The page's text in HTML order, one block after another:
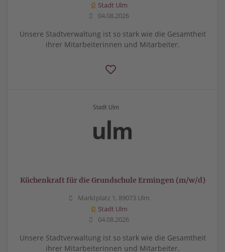
Stadt Ulm
04.08.2026
Unsere Stadtverwaltung ist so stark wie die Gesamtheit
ihrer Mitarbeiterinnen und Mitarbeiter.
Küchenkraft für die Grundschule Ermingen (m/w/d)
Marktplatz 1, 89073 Ulm
Stadt Ulm
04.08.2026
Unsere Stadtverwaltung ist so stark wie die Gesamtheit
ihrer Mitarbeiterinnen und Mitarbeiter.